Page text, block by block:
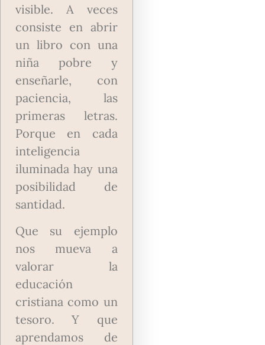
visible. A veces
consiste en abrir
un libro con una
niña pobre y
enseñarle, con
paciencia, las
primeras letras.
Porque en cada
inteligencia
iluminada hay una
posibilidad de
santidad.
Que su ejemplo
nos mueva a
valorar la
educación
cristiana como un
tesoro. Y que
aprendamos de